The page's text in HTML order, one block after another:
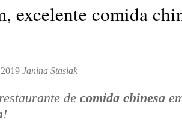
excelente comida
Janina Stasiak
de comida chinesa
!